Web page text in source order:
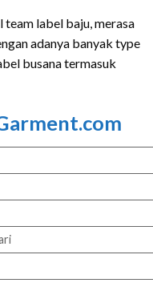
label baju, merasa
adanya banyak type
busana termasuk